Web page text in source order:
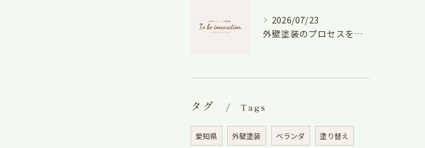
2026/07/23
外壁塗装のプロセスを愛知県でスムーズに進めるための工程と費用徹底解説
タグ Tags
愛知県 外壁塗装 ベランダ 塗り替え